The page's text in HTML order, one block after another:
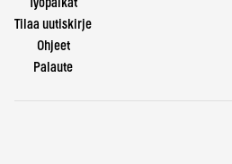
Työpaikat
Tilaa uutiskirje
Ohjeet
Palaute